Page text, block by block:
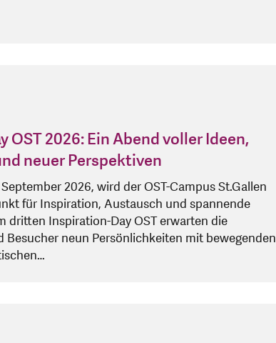
OST 2026: Ein Abend voller Ideen,
neuer Perspektiven
2026, wird der OST-Campus St.Gallen
für Inspiration, Austausch und spannende
dritten Inspiration-Day OST erwarten die
Besucher neun Persönlichkeiten mit bewegenden